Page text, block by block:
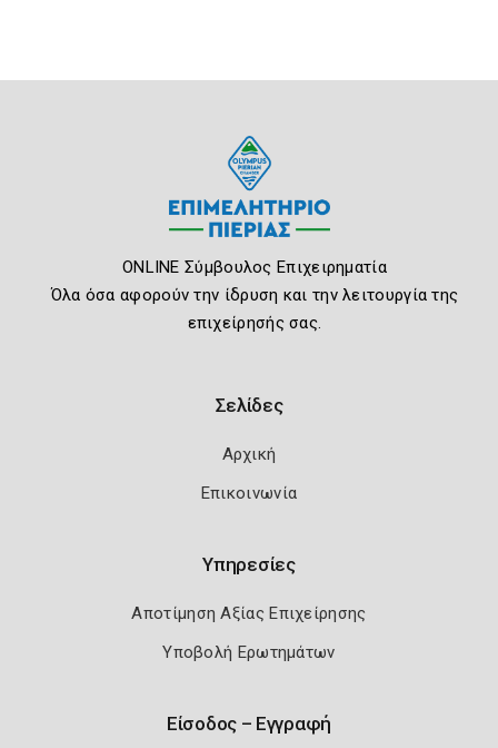
ONLINE Σύμβουλος Επιχειρηματία
Όλα όσα αφορούν την ίδρυση και την λειτουργία της
επιχείρησής σας.
Σελίδες
Αρχική
Επικοινωνία
Υπηρεσίες
Αποτίμηση Αξίας Επιχείρησης
Υποβολή Ερωτημάτων
Είσοδος – Εγγραφή